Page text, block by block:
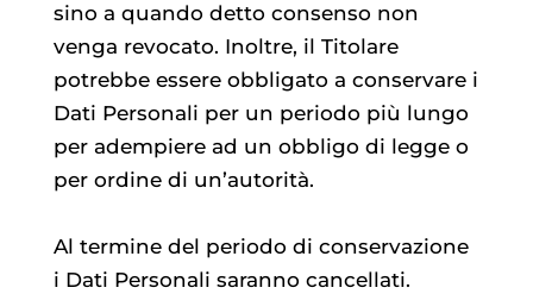
sino a quando detto consenso non
venga revocato. Inoltre, il Titolare
potrebbe essere obbligato a conservare i
Dati Personali per un periodo più lungo
per adempiere ad un obbligo di legge o
per ordine di un’autorità.
Al termine del periodo di conservazione
i Dati Personali saranno cancellati.